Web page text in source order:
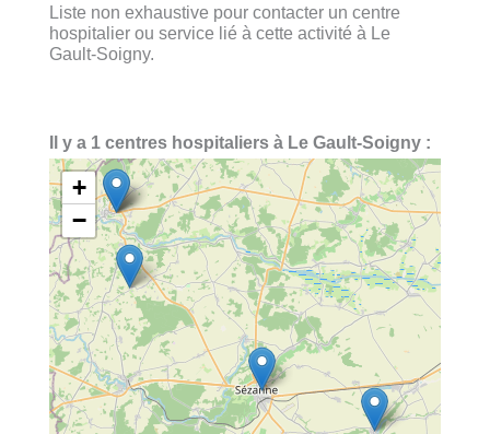
Liste non exhaustive pour contacter un centre
hospitalier ou service lié à cette activité à Le
Gault-Soigny.
Il y a 1 centres hospitaliers à Le Gault-Soigny :
+
−